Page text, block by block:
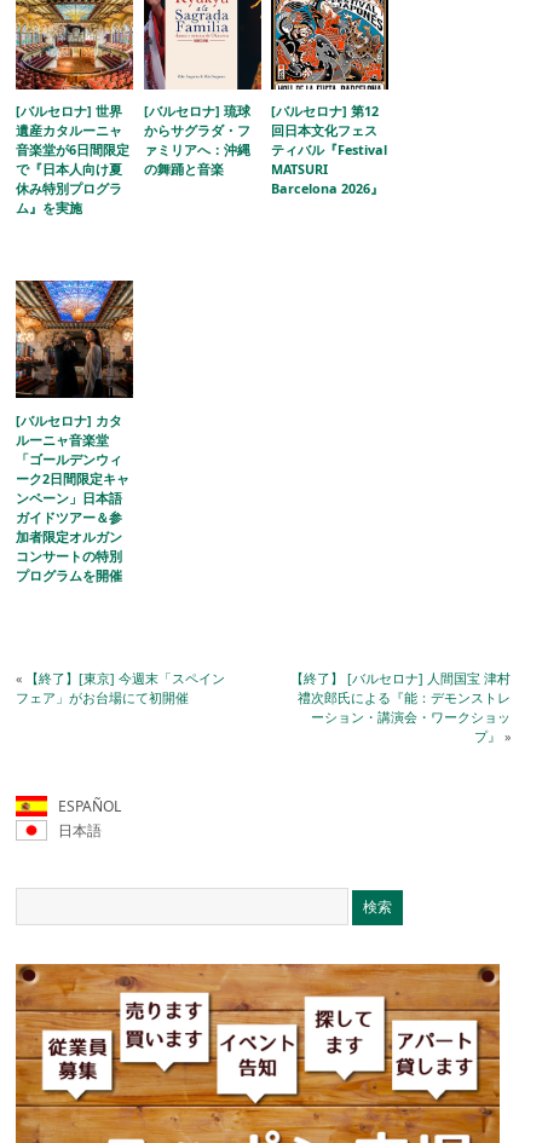
[バルセロナ] 世界
遺産カタルーニャ
音楽堂が6日間限定
で『日本人向け夏
休み特別プログラ
ム』を実施
[バルセロナ] 琉球
からサグラダ・フ
ァミリアへ：沖縄
の舞踊と音楽
[バルセロナ] 第12
回日本文化フェス
ティバル『Festival
MATSURI
Barcelona 2026』
[バルセロナ] カタ
ルーニャ音楽堂
「ゴールデンウィ
ーク2日間限定キャ
ンペーン」日本語
ガイドツアー＆参
加者限定オルガン
コンサートの特別
プログラムを開催
« 【終了】[東京] 今週末「スペイン
フェア」がお台場にて初開催
【終了】 [バルセロナ] 人間国宝 津村
禮次郎氏による『能：デモンストレ
ーション・講演会・ワークショッ
プ』 »
ESPAÑOL
日本語